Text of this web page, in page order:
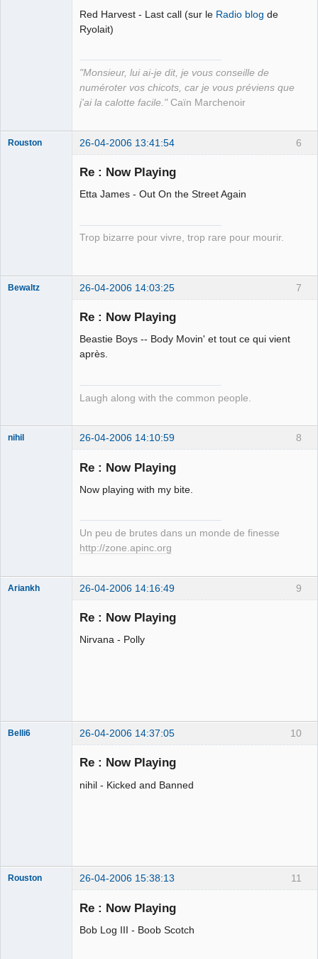
Red Harvest - Last call (sur le Radio blog de
Ryolait)
"Monsieur, lui ai-je dit, je vous conseille de
numéroter vos chicots, car je vous préviens que
j'ai la calotte facile."Caïn Marchenoir
6
Rouston 26-04-2006 13:41:54
Re : Now Playing
Etta James - Out On the Street Again
Trop bizarre pour vivre, trop rare pour mourir.
7
Bewaltz 26-04-2006 14:03:25
Re : Now Playing
Beastie Boys -- Body Movin' et tout ce qui vient
après.
Laugh along with the common people.
8
nihil 26-04-2006 14:10:59
Re : Now Playing
Now playing with my bite.
Un peu de brutes dans un monde de finesse
http://zone.apinc.org
9
Ariankh 26-04-2006 14:16:49
Re : Now Playing
Nirvana - Polly
10
Belli6 26-04-2006 14:37:05
Re : Now Playing
nihil - Kicked and Banned
11
Rouston 26-04-2006 15:38:13
Re : Now Playing
Bob Log III - Boob Scotch